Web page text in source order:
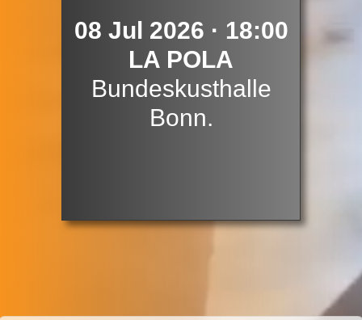
08 Jul 2026 · 18:00
LA POLA
Bundeskusthalle
Bonn.